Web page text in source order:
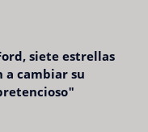
siete estrellas
a cambiar su